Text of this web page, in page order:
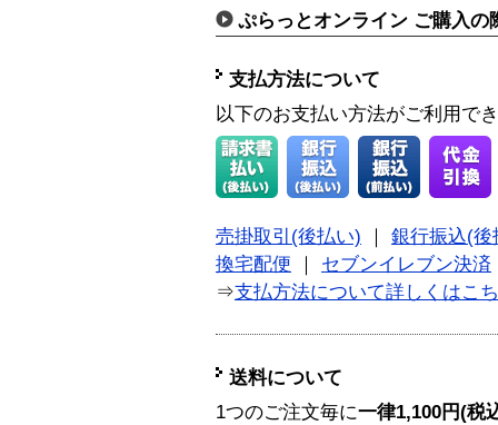
ぷらっとオンライン ご購入の
支払方法について
以下のお支払い方法がご利用で
売掛取引(後払い)
銀行振込(後
換宅配便
セブンイレブン決済
⇒支払方法について詳しくはこ
送料について
1つのご注文毎に一律1,100円(税